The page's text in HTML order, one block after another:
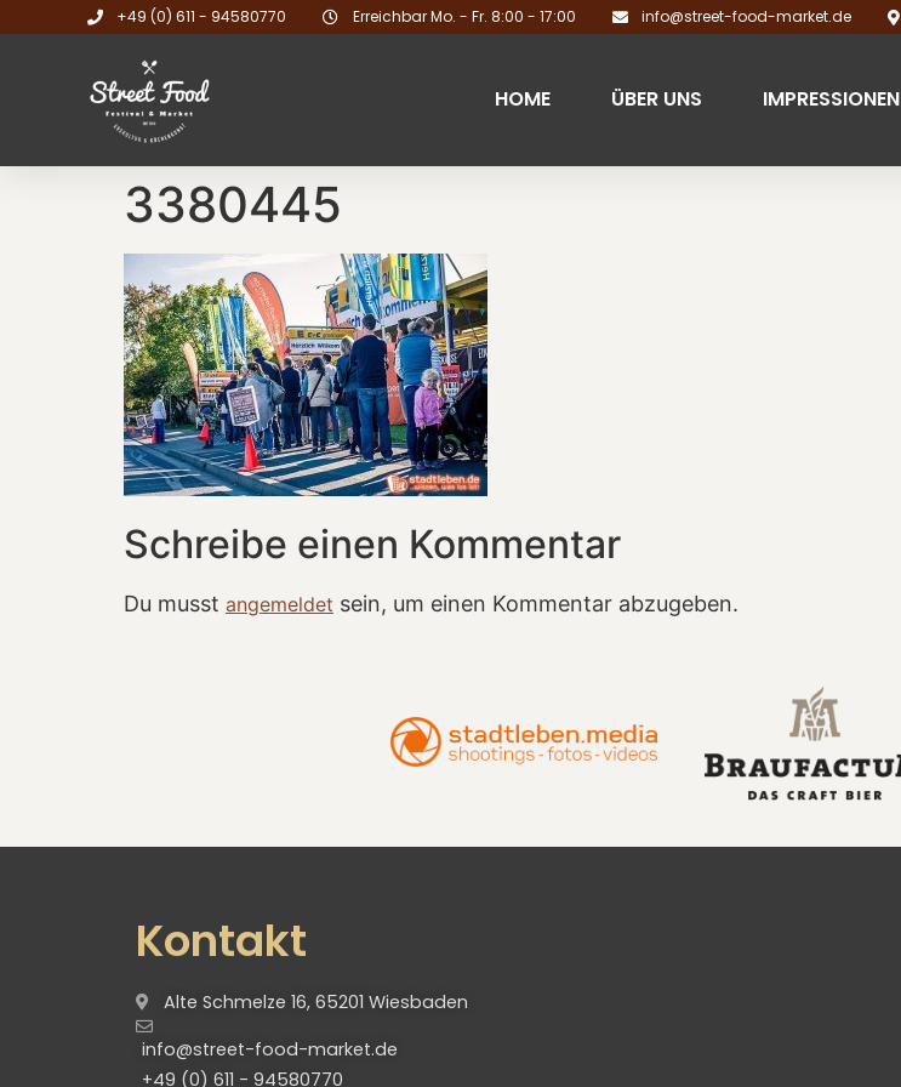
+49 (0) 611 - 94580770 Erreichbar Mo. - Fr. 8:00 - 17:00 info@street-food-market.de
HOME ÜBER UNS IMPRESSIONEN
3380445
Schreibe einen Kommentar
Du musst angemeldet sein, um einen Kommentar abzugeben.
Kontakt
Alte Schmelze 16, 65201 Wiesbaden
info@street-food-market.de
+49 (0) 611 - 94580770